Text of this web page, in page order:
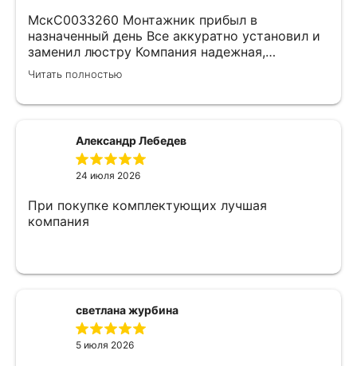
МскС0033260 Монтажник прибыл в
назначенный день Все аккуратно установил и
заменил люстру Компания надежная,
изначально был заключен договор с
замерщиком Делают приятные скидки Не
Читать полностью
Александр Лебедев
24 июля 2026
При покупке комплектующих лучшая
компания
светлана журбина
5 июля 2026